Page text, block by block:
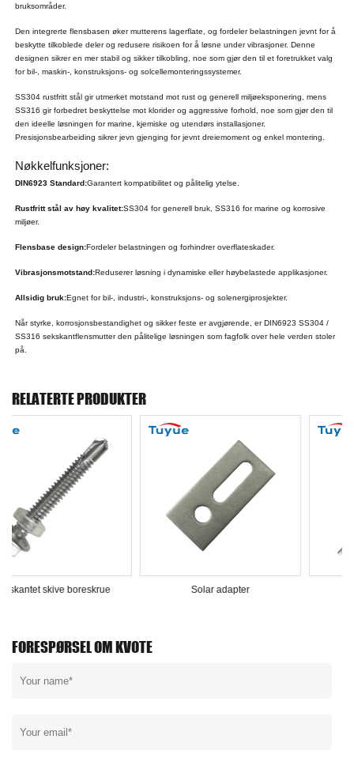
bruksområder.
Den integrerte flensbasen øker mutterens lagerflate, og fordeler belastningen jevnt for å
beskytte tilkoblede deler og redusere risikoen for å løsne under vibrasjoner. Denne
designen sikrer en mer stabil og sikker tilkobling, noe som gjør den til et foretrukket valg
for bil-, maskin-, konstruksjons- og solcellemonteringssystemer.
SS304 rustfritt stål gir utmerket motstand mot rust og generell miljøeksponering, mens
SS316 gir forbedret beskyttelse mot klorider og aggressive forhold, noe som gjør den til
den ideelle løsningen for marine, kjemiske og utendørs installasjoner.
Presisjonsbearbeiding sikrer jevn gjenging for jevnt dreiemoment og enkel montering.
Nøkkelfunksjoner:
DIN6923 Standard:Garantert kompatibilitet og pålitelig ytelse.
Rustfritt stål av høy kvalitet:SS304 for generell bruk, SS316 for marine og korrosive
miljøer.
Flensbase design:Fordeler belastningen og forhindrer overflateskader.
Vibrasjonsmotstand:Reduserer løsning i dynamiske eller høybelastede applikasjoner.
Allsidig bruk:Egnet for bil-, industri-, konstruksjons- og solenergiprosjekter.
Når styrke, korrosjonsbestandighet og sikker feste er avgjørende, er DIN6923 SS304 /
SS316 sekskantflensmutter den pålitelige løsningen som fagfolk over hele verden stoler
på.
RELATERTE PRODUKTER
Solar adapter Solar Hanger Bolt
FORESPØRSEL OM KVOTE